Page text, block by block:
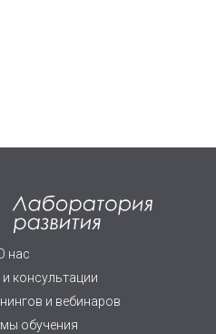
нас
консультации
и вебинаров
обучения